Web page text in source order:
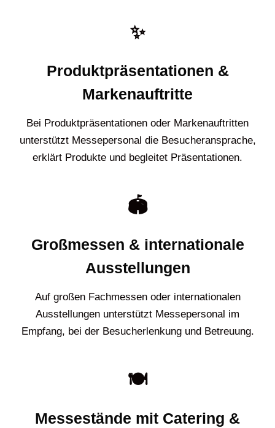
✨
Produktpräsentationen &
Markenauftritte
Bei Produktpräsentationen oder Markenauftritten
unterstützt Messepersonal die Besucheransprache,
erklärt Produkte und begleitet Präsentationen.
🏟️
Großmessen & internationale
Ausstellungen
Auf großen Fachmessen oder internationalen
Ausstellungen unterstützt Messepersonal im
Empfang, bei der Besucherlenkung und Betreuung.
🍽️
Messestände mit Catering &